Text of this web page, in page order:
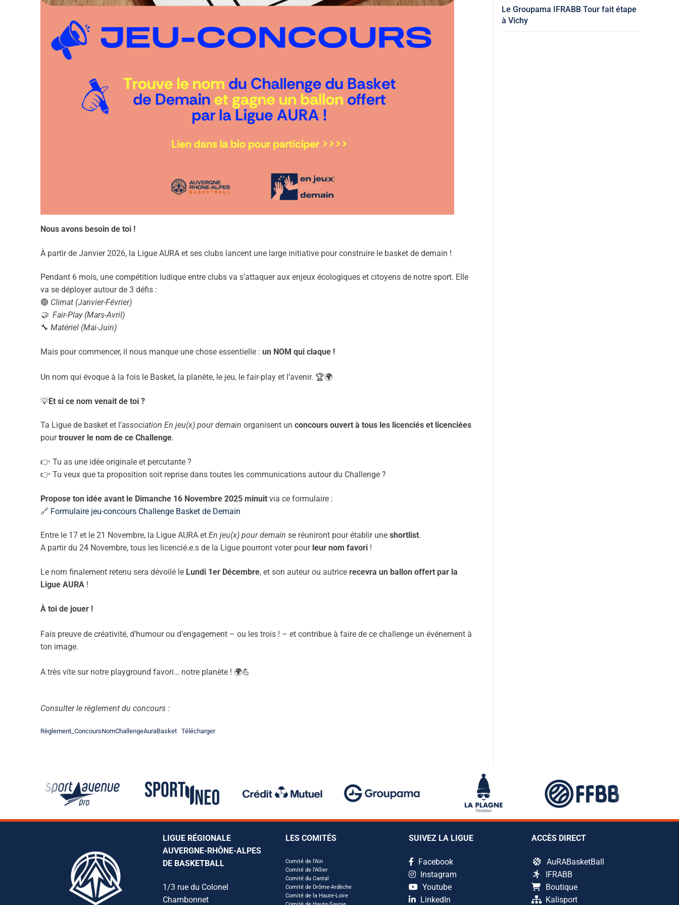
Tournoi Inter-Secteurs U14
Tournoi 3×3 des Pôles
Académie Christian Jallon
Nous avons besoin de toi !
À partir de Janvier 2026, la Ligue AURA et ses clubs lancent une large initiative pour construire le basket de demain !
Pendant 6 mois, une compétition ludique entre clubs va s’attaquer aux enjeux écologiques et citoyens de notre sport. Elle
va se déployer autour de 3 défis :
🟢 Climat (Janvier-Février)
🤝 Fair-Play (Mars-Avril)
🔧 Matériel (Mai-Juin)
Mais pour commencer, il nous manque une chose essentielle : un NOM qui claque !
Un nom qui évoque à la fois le Basket, la planète, le jeu, le fair-play et l’avenir. 🏆🌍
💡Et si ce nom venait de toi ?
Ta Ligue de basket et l’association En jeu(x) pour demain organisent un concours ouvert à tous les licenciés et licenciées
pourtrouver le nom de ce Challenge.
👉 Tu as une idée originale et percutante ?
👉 Tu veux que ta proposition soit reprise dans toutes les communications autour du Challenge ?
Propose ton idée avant le Dimanche 16 Novembre 2025 minuitvia ce formulaire :
🔗 Formulaire jeu-concours Challenge Basket de Demain
Entre le 17 et le 21 Novembre, la Ligue AURA et En jeu(x) pour demain se réuniront pour établir une shortlist.
A partir du 24 Novembre, tous les licencié.e.s de la Ligue pourront voter pourleur nom favori!
Le nom finalement retenu sera dévoilé le Lundi 1er Décembre, et son auteur ou autrice recevra un ballon offert par la
Ligue AURA !
À toi de jouer !
Fais preuve de créativité, d’humour ou d’engagement – ou les trois ! – et contribue à faire de ce challenge un événement à
ton image.
A très vite sur notre playground favori… notre planète ! 🌍💪
Consulter le règlement du concours :
Règlement_ConcoursNomChallengeAuraBasket Télécharger
Le Groupama IFRABB Tour fait étape
à Vichy
LIGUE RÉGIONALE
AUVERGNE-RHÔNE-ALPES
DE BASKETBALL
1/3 rue du Colonel
Chambonnet
LES COMITÉS
Comité de l’Ain
Comité de l’Allier
Comité du Cantal
Comité de Drôme-Ardèche
Comité de la Haute-Loire
SUIVEZ LA LIGUE
Facebook
Instagram
Youtube
LinkedIn
ACCÈS DIRECT
AuRABasketBall
IFRABB
Boutique
Kalisport